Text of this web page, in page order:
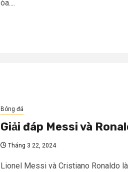
òa....
Bóng đá
Giải đáp Messi và
Tháng 3 22, 2024
Lionel Messi và Cristiano Ronaldo